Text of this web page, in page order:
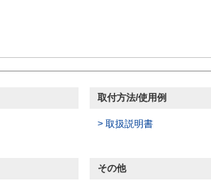
取付方法/使用例
> 取扱説明書
その他